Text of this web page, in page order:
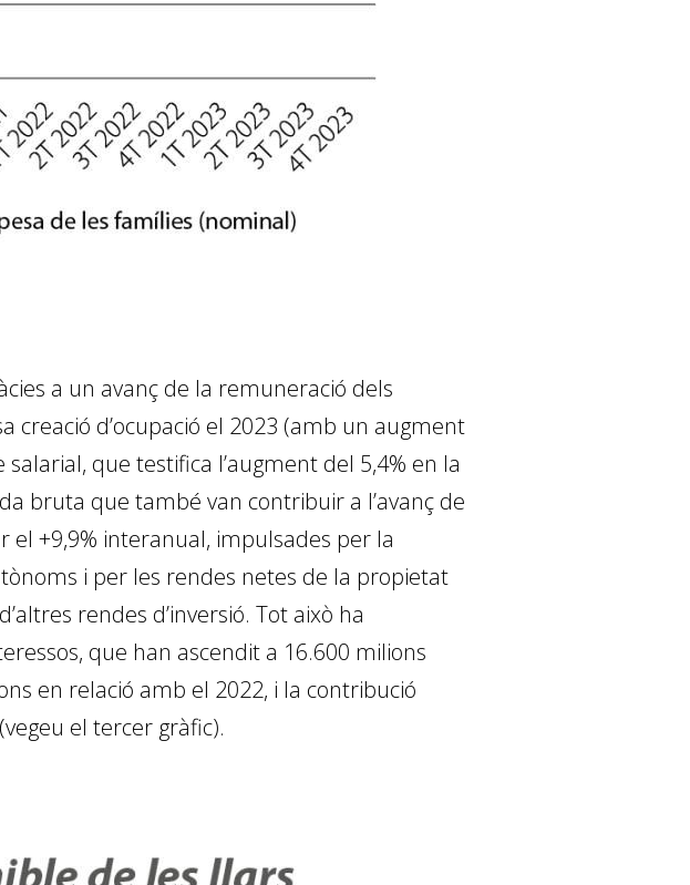
a un avanç de la remuneració dels
creació d’ocu­­pació el 2023 (amb un augment
que testifica l’augment del 5,4% en la
bruta que també van contribuir a l’avanç de
el +9,9% interanual, impulsades per la
i per les rendes netes de la propietat
rendes d’inversió. Tot això ha
que han ascendit a 16.600 milions
en relació amb el 2022, i la contribució
el tercer gràfic).